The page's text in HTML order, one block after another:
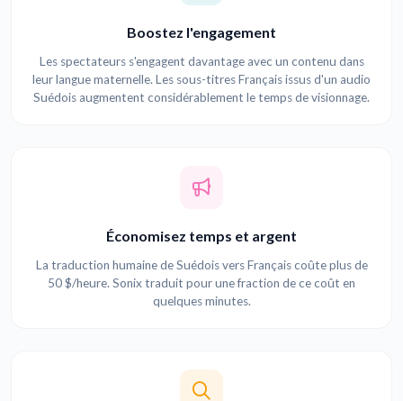
Boostez l'engagement
Les spectateurs s'engagent davantage avec un contenu dans
leur langue maternelle. Les sous-titres Français issus d'un audio
Suédois augmentent considérablement le temps de visionnage.
Économisez temps et argent
La traduction humaine de Suédois vers Français coûte plus de
50 $/heure. Sonix traduit pour une fraction de ce coût en
quelques minutes.